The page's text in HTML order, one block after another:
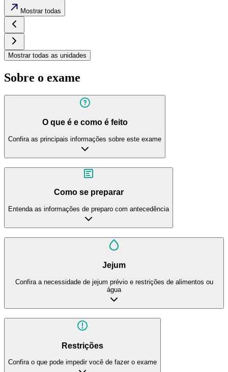
Mostrar todas
Mostrar todas as unidades
Sobre o exame
O que é e como é feito
Confira as principais informações sobre este exame
Como se preparar
Entenda as informações de preparo com antecedência
Jejum
Confira a necessidade de jejum prévio e restrições de alimentos ou
água
Restrições
Confira o que pode impedir você de fazer o exame